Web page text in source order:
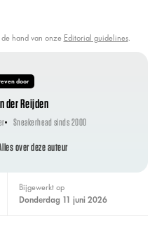
hand van onze Editorial guidelines.
door
der Reijden
Sneakerhead sinds 2000
over deze auteur
Bijgewerkt op
donderdag 11 juni 2026